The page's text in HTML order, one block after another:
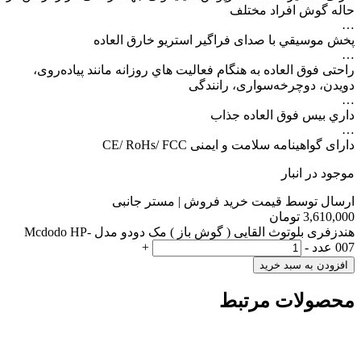
حاله گوش افراد مختلف
…
پخش موسيقي با صدای فراگیر استریو خارق العاده
…
راحتی فوق العاده به هنگام فعاليت هاي روزانه مانند پیاده‌روی،
دویدن، دوچرخه‌سواری، رانندگی
…
داري بيس فوق العاده جذاب
…
دارای گواهینامه سلامت و ایمنی CE/ RoHs/ FCC
موجود در انبار
ارسال توسط قیمت خرید فروش | مستر جانبی
3,610,000 تومان
هندزفری بلوتوث القایی ( گوش باز ) مک دودو مدل Mcdodo HP-
007 عدد
-
+
افزودن به سبد خرید
محصولات مرتبط